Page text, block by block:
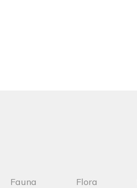
Fauna Flora